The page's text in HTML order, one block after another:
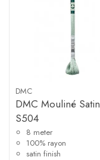
DMC
DMC Mouliné Satin
S504
8 meter
100% rayon
satin finish